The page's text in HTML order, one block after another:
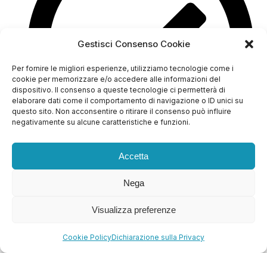
Gestisci Consenso Cookie
Per fornire le migliori esperienze, utilizziamo tecnologie come i
cookie per memorizzare e/o accedere alle informazioni del
dispositivo. Il consenso a queste tecnologie ci permetterà di
elaborare dati come il comportamento di navigazione o ID unici su
questo sito. Non acconsentire o ritirare il consenso può influire
negativamente su alcune caratteristiche e funzioni.
Accetta
Nega
Visualizza preferenze
Cookie PolicyDichiarazione sulla Privacy
Licenza plugin premium fornita da noi